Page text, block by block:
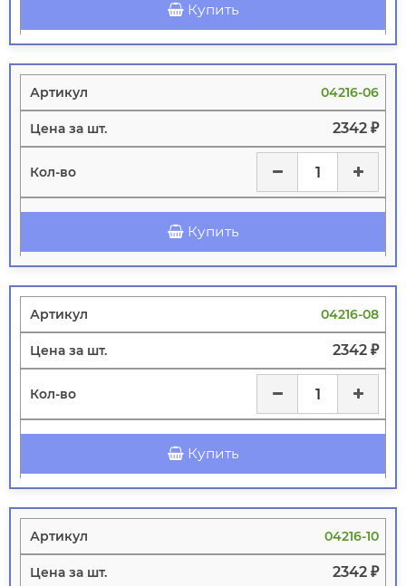
Купить
04216-06
2342 ₽
Купить
04216-08
2342 ₽
Купить
04216-10
2342 ₽